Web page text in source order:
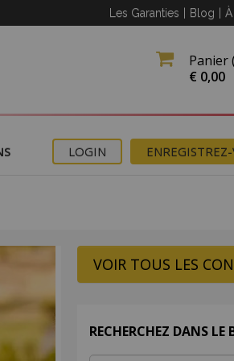
Les Garanties Blog
Panier (
€ 0,00
LOGIN
VOIR TOUS LES
RECHERCHEZ DANS LE